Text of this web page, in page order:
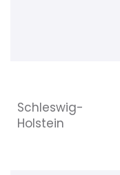
Schleswig-
Holstein